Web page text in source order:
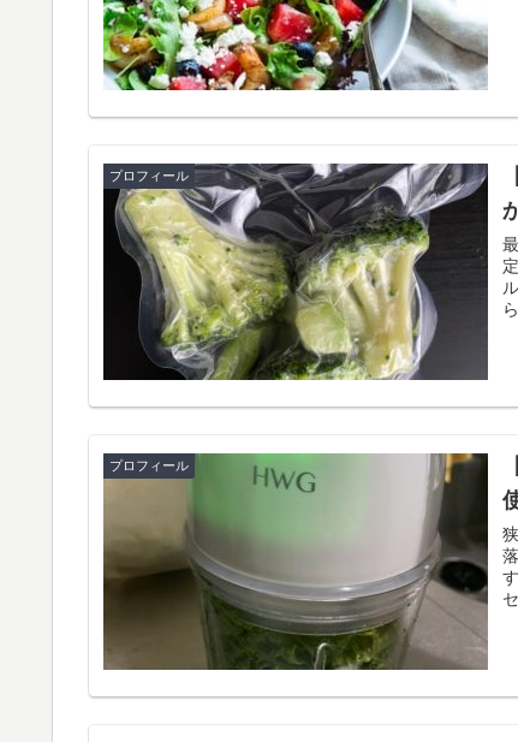
プロフィール
プロフィール